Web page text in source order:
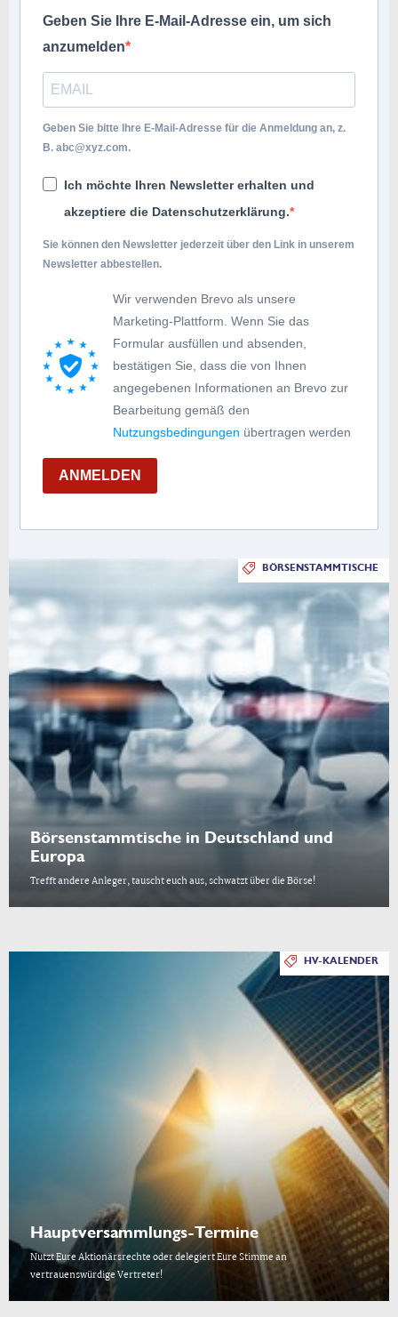
Geben Sie Ihre E-Mail-Adresse ein, um sich
anzumelden
Geben Sie bitte Ihre E-Mail-Adresse für die Anmeldung an, z.
B. abc@xyz.com.
Ich möchte Ihren Newsletter erhalten und
akzeptiere die Datenschutzerklärung.
Sie können den Newsletter jederzeit über den Link in unserem
Newsletter abbestellen.
Wir verwenden Brevo als unsere
Marketing-Plattform. Wenn Sie das
Formular ausfüllen und absenden,
bestätigen Sie, dass die von Ihnen
angegebenen Informationen an Brevo zur
Bearbeitung gemäß den
Nutzungsbedingungen übertragen werden
ANMELDEN
BÖRSENSTAMMTISCHE
Börsenstammtische in Deutschland und
Europa
Trefft andere Anleger, tauscht euch aus, schwatzt über die Börse!
HV-KALENDER
Hauptversammlungs-Termine
Nutzt Eure Aktionärsrechte oder delegiert Eure Stimme an
vertrauenswürdige Vertreter!